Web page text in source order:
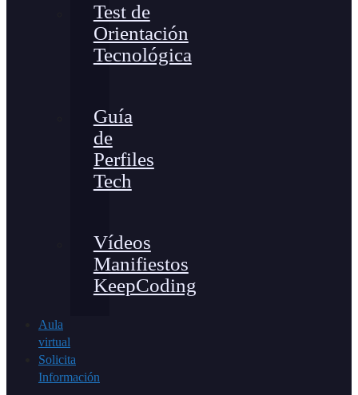
Test de
Orientación
Tecnológica
Guía
de
Perfiles
Tech
Vídeos
Manifiestos
KeepCoding
Aula
virtual
Solicita
Información